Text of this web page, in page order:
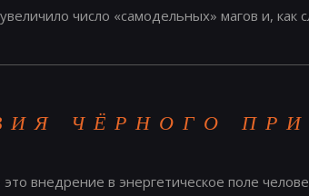
число «самодельных» магов и, как
ЧЁРНОГО
внедрение в энергетическое поле